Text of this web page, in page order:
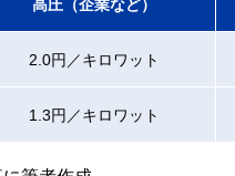
高圧（企業など）
2.0円／キロワット
1.3円／キロワット